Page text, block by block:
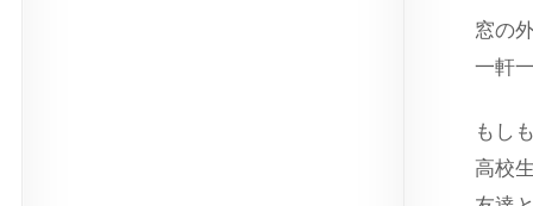
窓の
一軒
もし
高校